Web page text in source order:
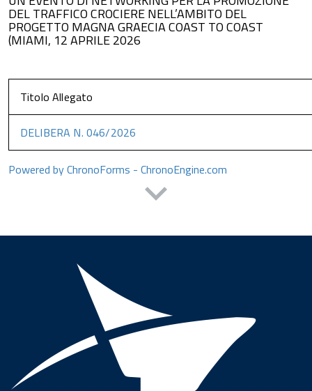
DEL TRAFFICO CROCIERE NELL’AMBITO DEL
PROGETTO MAGNA GRAECIA COAST TO COAST
(MIAMI, 12 APRILE 2026
Titolo Allegato
DELIBERA N. 046/2026
Powered by ChronoForms - ChronoEngine.com